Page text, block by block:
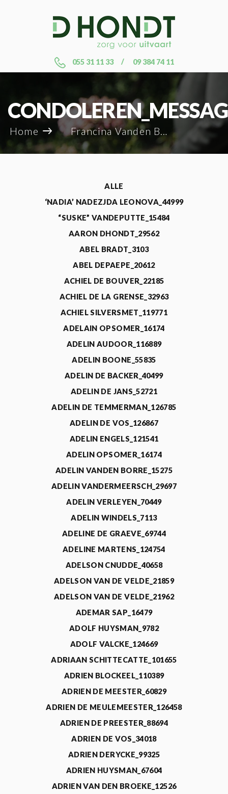
055 31 11 33 09 384 74 11
Home Francina Vanden Berghe_87854
ALLE
‘NADIA’ NADEZJDA LEONOVA_44999
“SUSKE” VANDEPUTTE_15484
AARON DHONDT_29562
ABEL BRADT_3103
ABEL DEPAEPE_20612
ACHIEL DE BOUVER_22185
ACHIEL DE LA GRENSE_32963
ACHIEL SILVERSMET_119771
ADELAIN OPSOMER_16174
ADELIN AUDOOR_116889
ADELIN BOONE_55835
ADELIN DE BACKER_40499
ADELIN DE JANS_52721
ADELIN DE TEMMERMAN_126785
ADELIN DE VOS_126867
ADELIN ENGELS_121541
ADELIN OPSOMER_16174
ADELIN VANDEN BORRE_15275
ADELIN VANDERMEERSCH_29697
ADELIN VERLEYEN_70449
ADELIN WINDELS_7113
ADELINE DE GRAEVE_69744
ADELINE MARTENS_124754
ADELSON CNUDDE_40658
ADELSON VAN DE VELDE_21859
ADELSON VAN DE VELDE_21962
ADEMAR SAP_16479
ADOLF HUYSMAN_9782
ADOLF VALCKE_124669
ADRIAAN SCHITTECATTE_101655
ADRIEN BLOCKEEL_110389
ADRIEN DE MEESTER_60829
ADRIEN DE MEULEMEESTER_126458
ADRIEN DE PREESTER_88694
ADRIEN DE VOS_34018
ADRIEN DERYCKE_99325
ADRIEN HUYSMAN_67604
ADRIEN VAN DEN BROEKE_12526